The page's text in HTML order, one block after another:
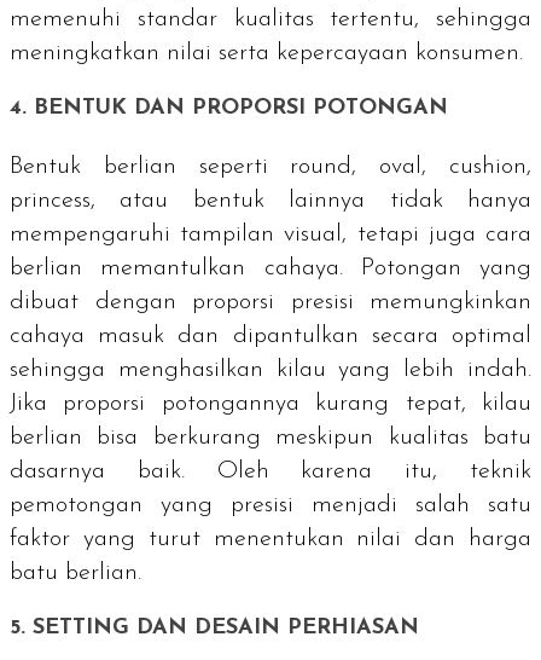
memenuhi standar kualitas tertentu, sehingga
meningkatkan nilai serta kepercayaan konsumen.
4. BENTUK DAN PROPORSI POTONGAN
Bentuk berlian seperti round, oval, cushion,
princess, atau bentuk lainnya tidak hanya
mempengaruhi tampilan visual, tetapi juga cara
berlian memantulkan cahaya. Potongan yang
dibuat dengan proporsi presisi memungkinkan
cahaya masuk dan dipantulkan secara optimal
sehingga menghasilkan kilau yang lebih indah.
Jika proporsi potongannya kurang tepat, kilau
berlian bisa berkurang meskipun kualitas batu
dasarnya baik. Oleh karena itu, teknik
pemotongan yang presisi menjadi salah satu
faktor yang turut menentukan nilai dan harga
batu berlian.
5. SETTING DAN DESAIN PERHIASAN